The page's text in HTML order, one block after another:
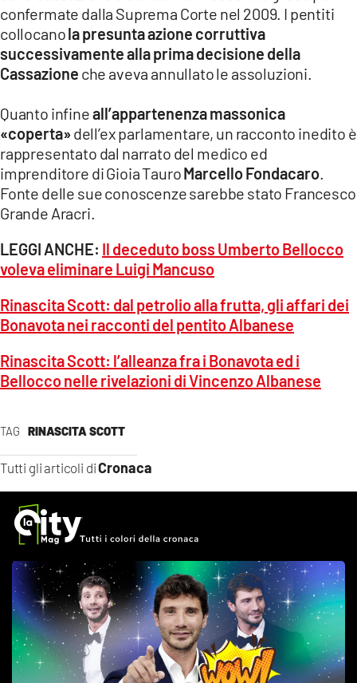
TAG RINASCITA SCOTT
Tutti gli articoli diCronaca
confermate dalla Suprema Corte nel 2009. I pentiti
collocanola presunta azione corruttiva
successivamente alla prima decisione della
Cassazione che aveva annullato le assoluzioni.
Quanto infineall’appartenenza massonica
«coperta»dell’ex parlamentare, un racconto inedito è
rappresentato dal narrato del medico ed
imprenditore di Gioia TauroMarcello Fondacaro.
Fonte delle sue conoscenze sarebbe stato Francesco
Grande Aracri.
LEGGI ANCHE: Il deceduto boss Umberto Bellocco
voleva eliminare Luigi Mancuso
Rinascita Scott: dal petrolio alla frutta, gli affari dei
Bonavota nei racconti del pentito Albanese
Rinascita Scott: l’alleanza fra i Bonavota ed i
Bellocco nelle rivelazioni di Vincenzo Albanese